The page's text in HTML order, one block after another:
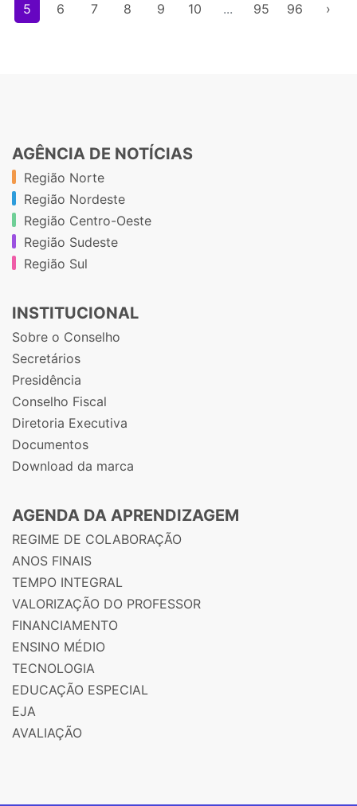
5 6 7 8 9 10 ... 95 96 ›
AGÊNCIA DE NOTÍCIAS
Região Norte
Região Nordeste
Região Centro-Oeste
Região Sudeste
Região Sul
INSTITUCIONAL
Sobre o Conselho
Secretários
Presidência
Conselho Fiscal
Diretoria Executiva
Documentos
Download da marca
AGENDA DA APRENDIZAGEM
REGIME DE COLABORAÇÃO
ANOS FINAIS
TEMPO INTEGRAL
VALORIZAÇÃO DO PROFESSOR
FINANCIAMENTO
ENSINO MÉDIO
TECNOLOGIA
EDUCAÇÃO ESPECIAL
EJA
AVALIAÇÃO